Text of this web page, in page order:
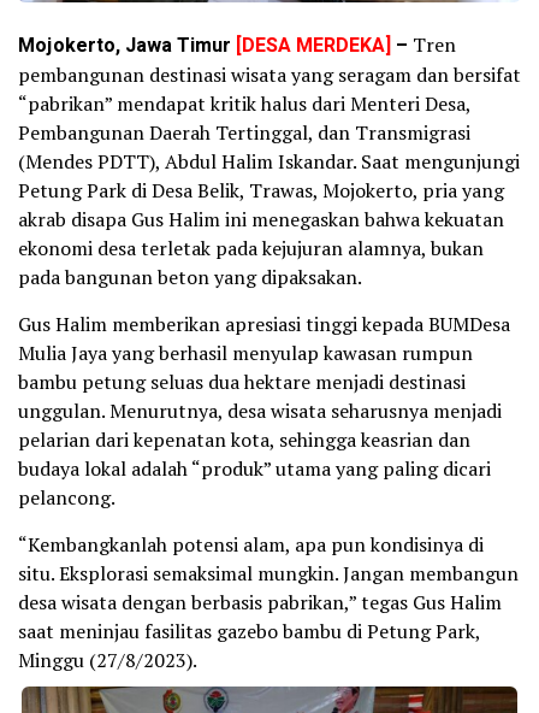
Mojokerto, Jawa Timur [DESA MERDEKA] – Tren
pembangunan destinasi wisata yang seragam dan bersifat
“pabrikan” mendapat kritik halus dari Menteri Desa,
Pembangunan Daerah Tertinggal, dan Transmigrasi
(Mendes PDTT), Abdul Halim Iskandar. Saat mengunjungi
Petung Park di Desa Belik, Trawas, Mojokerto, pria yang
akrab disapa Gus Halim ini menegaskan bahwa kekuatan
ekonomi desa terletak pada kejujuran alamnya, bukan
pada bangunan beton yang dipaksakan.
Gus Halim memberikan apresiasi tinggi kepada BUMDesa
Mulia Jaya yang berhasil menyulap kawasan rumpun
bambu petung seluas dua hektare menjadi destinasi
unggulan. Menurutnya, desa wisata seharusnya menjadi
pelarian dari kepenatan kota, sehingga keasrian dan
budaya lokal adalah “produk” utama yang paling dicari
pelancong.
“Kembangkanlah potensi alam, apa pun kondisinya di
situ. Eksplorasi semaksimal mungkin. Jangan membangun
desa wisata dengan berbasis pabrikan,” tegas Gus Halim
saat meninjau fasilitas gazebo bambu di Petung Park,
Minggu (27/8/2023).